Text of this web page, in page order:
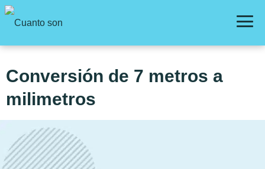
Conversión de 7 metros a
milimetros